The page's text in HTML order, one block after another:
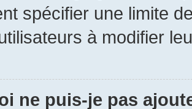
spécifier une limite
à modifier
ne puis-je pas